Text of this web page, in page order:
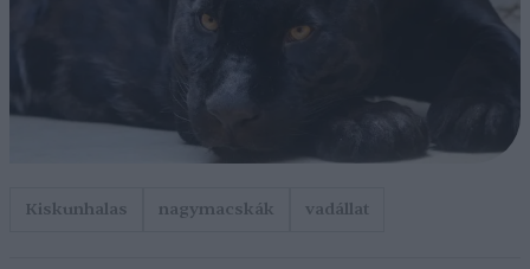
Kiskunhalas nagymacskák vadállat